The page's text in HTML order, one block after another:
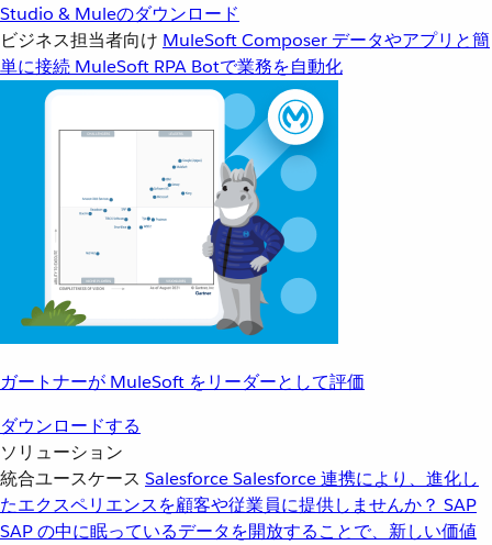
Studio & Muleのダウンロード
ビジネス担当者向け MuleSoft Composer データやアプリと簡
単に接続 MuleSoft RPA Botで業務を自動化
ガートナーが MuleSoft をリーダーとして評価
ダウンロードする
ソリューション
統合ユースケース SalesforceSalesforce 連携により、進化し
たエクスペリエンスを顧客や従業員に提供しませんか？ SAP
SAP の中に眠っているデータを開放することで、新しい価値